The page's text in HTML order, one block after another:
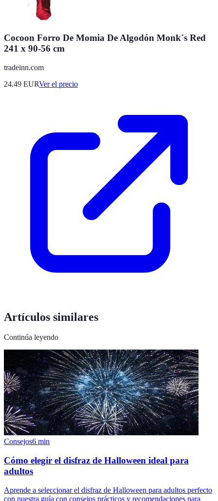
Cocoon Forro De Momia De Algodón Monk´s Red
241 x 90-56 cm
tradeinn.com
24.49 EURVer el precio
Artículos similares
Continúa leyendo
Consejos6 min
Cómo elegir el disfraz de Halloween ideal para
adultos
Aprende a seleccionar el disfraz de Halloween para adultos perfecto
con nuestra guía con consejos prácticos y recomendaciones para